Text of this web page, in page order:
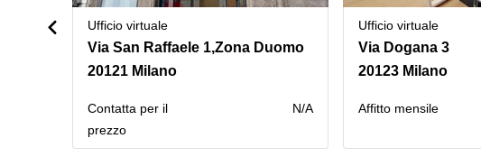
Ufficio virtuale
Via San Raffaele 1,Zona Duomo
20121 Milano
Сontatta per il
prezzo
N/A
Ufficio virtuale
Via Dogana 3
20123 Milano
Affitto mensile